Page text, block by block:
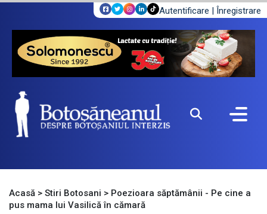
Autentificare | Înregistrare
Acasă > Stiri Botosani > Poezioara săptămânii - Pe cine a
pus mama lui Vasilică în cămară